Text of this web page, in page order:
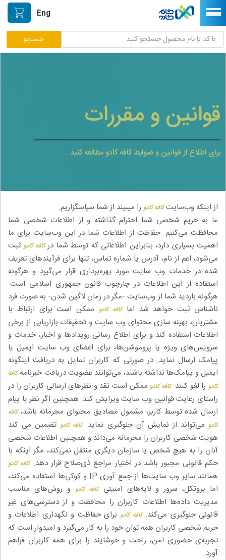
Eng
نصب اپلیکیشن اندرویدی
صفحه اصلی
پیگیری سفارشات
خیابان هنر/بازار دستآفریده ها
حمایت از تولیدکنندگان
مجله
محصولات تازه رسیده
ورود به پنل تامین کنندگان
ورود به پنل همکاران فروش
سوالات متداول
درباره ما
قوانین و مقررات
برای اطلاع از قوانین و ضوابط کافه کادو مطالعه کنید ...
از اینکه وب‌سایتکافه کادورا میبیند از شما سپاسگزاریم.
ما به حریم شخصی شما احترام گذاشته و از اطلاعات شخصی شما
محافظت می‌کنیم. حفاظت از اطلاعات شما در این وب‌سایت برای ما
اهمیت بسیاری دارد، بنابراین اطلاعاتی که توسط شما درکافه کادوثبت
می‌شود، اعم از نام، آدرس یا شماره تماس، تنها برای فرآیندهای تعریف
شده در خدمات وب سایت مورد بهره‌برداری قرار می‌گیرد و هرگونه
استفاده از این اطلاعات در چارچوب قانون جمهوری اسلامی است.
هرگونه بازدید شما از وب‌سایت -مگر در زمان لاگین شدن- به صورت فرد
ناشناس ثبت خواهد شد اماکافه کادوممکن است برای ارتباط با
مشتریان، بهینه سازی محتوای وب سایت و تحقیقات بازاریابی از برخی
اطلاعات استفاده کند و برای اطلاع رسانی رویدادها و اخبار، خدمات و
سرویس‌های ویژه یا پروموشن‌ها، برای اعضای وب سایت ایمیل یا
پیامک ارسال نماید. در صورتی که کاربران تمایل به دریافت اینگونه
ایمیل و پیامک‌ها نداشته باشند، می‌توانند عضویت دریافت خبرنامهکافه
کادورا لغو کنند.کافه کادوممکن است نقد و نظرهای ارسالی کاربران را در
راستای رعایت قوانین وب سایت ویرایش کند. همچنین اگر نظر یا پیام
ارسال شده توسط کاربر، مشمول مصادیق محتوای مجرمانه باشد،کافه
کادومی‌تواند از نمایش آن جلوگیری نماید.کافه کادوتضمین می کند
هویت شخصی کاربران را محرمانه می‌داند و همچنین اطلاعات شخصی
آنان را به هیچ شخص یا سازمان دیگری منتقل نمی‌کند، مگر اینکه با
حکم قانونی مجبور باشد در اختیار مراجع ذی‌صلاح قرار دهد.کافه کادو
همانند سایر وب سایت‌ها از جمع آوری IP و کوکی‌ها استفاده می‌کند،
اما پروتکل، سرور و لایه‌های امنیتیکافه کادوو روش‌های مناسب
مدیریت داده‌ها اطلاعات کاربران را محافظت و از دسترسی‌های غیر
قانونی جلوگیری می‌کند.کافه کادوبرای حفاظت و نگهداری اطلاعات و
حریم شخصی کاربران همه توان خود را به کار می‌گیرد و امیدوار است که
تجربه‌ی حضوری امن، راحت و خوشایند را برای همه کاربران فراهم
آورد.